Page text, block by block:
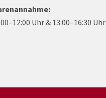
Uhr & 13:00–16:30 Uhr